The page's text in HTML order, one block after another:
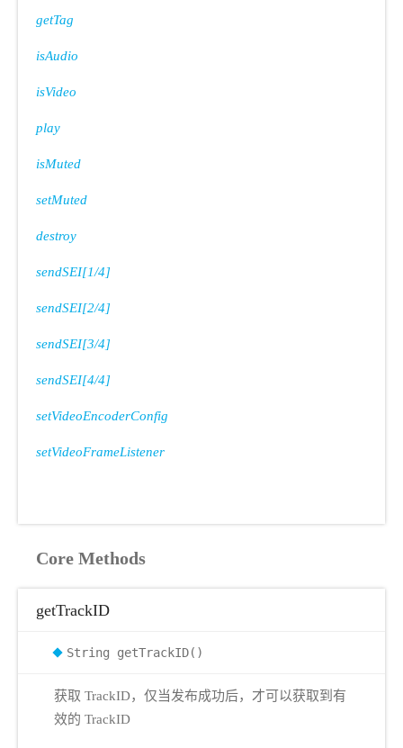
getTag
isAudio
isVideo
play
isMuted
setMuted
destroy
sendSEI[1/4]
sendSEI[2/4]
sendSEI[3/4]
sendSEI[4/4]
setVideoEncoderConfig
setVideoFrameListener
Core Methods
getTrackID
String getTrackID()
获取 TrackID，仅当发布成功后，才可以获取到有
效的 TrackID